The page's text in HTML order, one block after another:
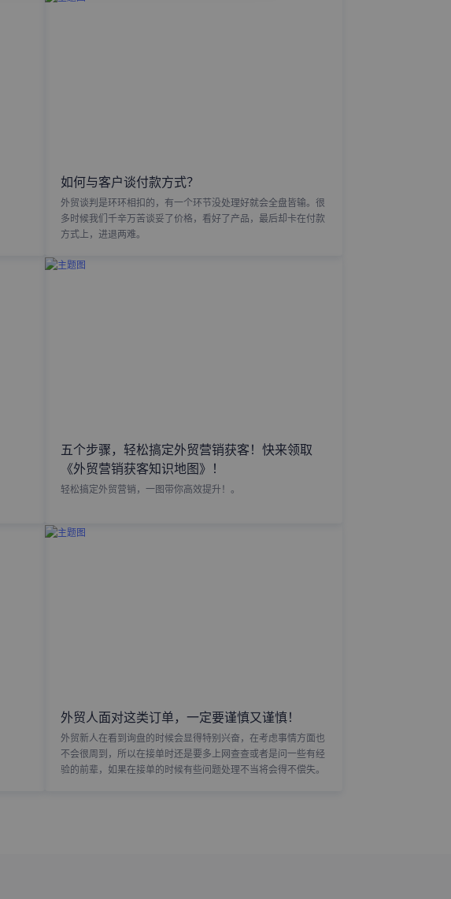
如何与客户谈付款方式？
外贸谈判是环环相扣的，有一个环节没处理好就会全盘皆输。很
多时候我们千辛万苦谈妥了价格，看好了产品，最后却卡在付款
方式上，进退两难。
五个步骤，轻松搞定外贸营销获客！快来领取
《外贸营销获客知识地图》！
轻松搞定外贸营销，一图带你高效提升！。
外贸人面对这类订单，一定要谨慎又谨慎！
外贸新人在看到询盘的时候会显得特别兴奋，在考虑事情方面也
不会很周到，所以在接单时还是要多上网查查或者是问一些有经
验的前辈，如果在接单的时候有些问题处理不当将会得不偿失。